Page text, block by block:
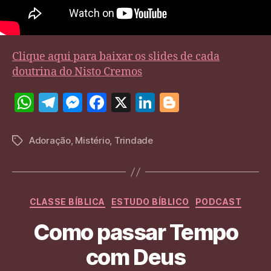
Clique aqui para baixar os slides de cada
doutrina do Nisto Cremos
W
at
A
p
p
T
e
a
m
M
se
g
er
F
c
b
o
k
X
Li
dI
n
er
TagsAdoração, Mistério, Trindade
Categorias
CLASSE BÍBLICA ESTUDO BÍBLICO PODCAST
Como passar Tempo
com Deus